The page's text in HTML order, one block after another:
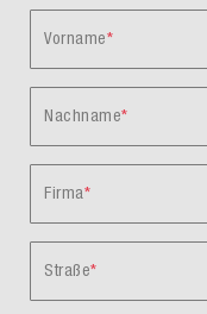
Vorname
Nachname
Firma
Straße